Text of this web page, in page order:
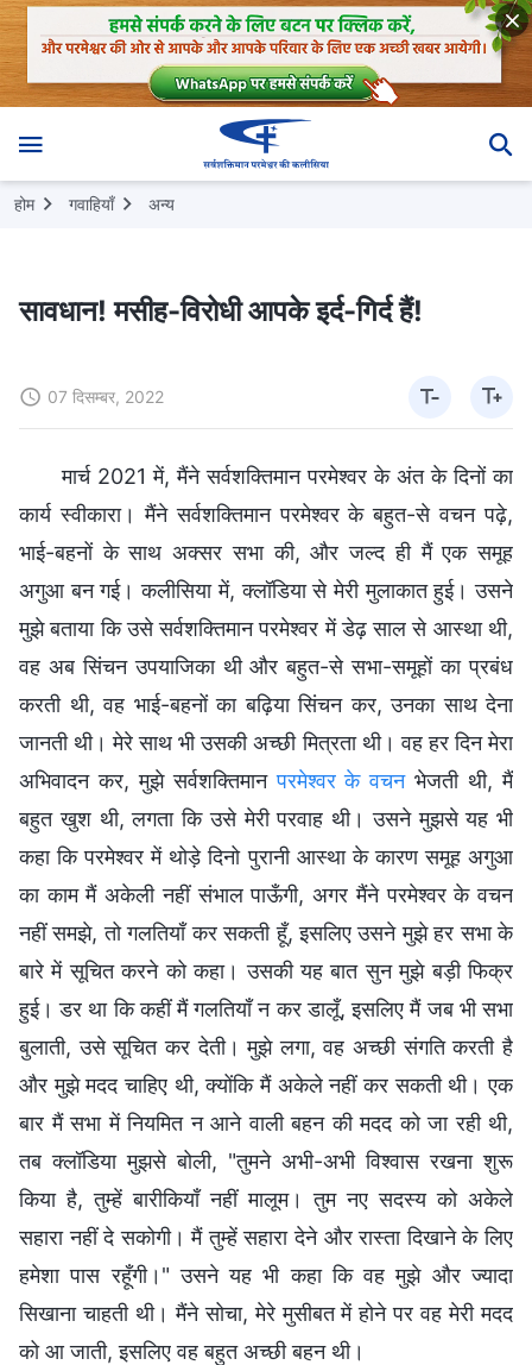
होम गवाहियाँ अन्य
सावधान! मसीह-विरोधी आपके इर्द-गिर्द हैं!
07 दिसम्बर, 2022
मार्च 2021 में, मैंने सर्वशक्तिमान परमेश्वर के अंत के दिनों का
कार्य स्वीकारा। मैंने सर्वशक्तिमान परमेश्वर के बहुत-से वचन पढ़े,
भाई-बहनों के साथ अक्सर सभा की, और जल्द ही मैं एक समूह
अगुआ बन गई। कलीसिया में, क्लॉडिया से मेरी मुलाकात हुई। उसने
मुझे बताया कि उसे सर्वशक्तिमान परमेश्वर में डेढ़ साल से आस्था थी,
वह अब सिंचन उपयाजिका थी और बहुत-से सभा-समूहों का प्रबंध
करती थी, वह भाई-बहनों का बढ़िया सिंचन कर, उनका साथ देना
जानती थी। मेरे साथ भी उसकी अच्छी मित्रता थी। वह हर दिन मेरा
अभिवादन कर, मुझे सर्वशक्तिमानपरमेश्वर के वचनभेजती थी, मैं
बहुत खुश थी, लगता कि उसे मेरी परवाह थी। उसने मुझसे यह भी
कहा कि परमेश्वर में थोड़े दिनो पुरानी आस्था के कारण समूह अगुआ
का काम मैं अकेली नहीं संभाल पाऊँगी, अगर मैंने परमेश्वर के वचन
नहीं समझे, तो गलतियाँ कर सकती हूँ, इसलिए उसने मुझे हर सभा के
बारे में सूचित करने को कहा। उसकी यह बात सुन मुझे बड़ी फिक्र
हुई। डर था कि कहीं मैं गलतियाँ न कर डालूँ, इसलिए मैं जब भी सभा
बुलाती, उसे सूचित कर देती। मुझे लगा, वह अच्छी संगति करती है
और मुझे मदद चाहिए थी, क्योंकि मैं अकेले नहीं कर सकती थी। एक
बार मैं सभा में नियमित न आने वाली बहन की मदद को जा रही थी,
तब क्लॉडिया मुझसे बोली, "तुमने अभी-अभी विश्वास रखना शुरू
किया है, तुम्हें बारीकियाँ नहीं मालूम। तुम नए सदस्य को अकेले
सहारा नहीं दे सकोगी। मैं तुम्हें सहारा देने और रास्ता दिखाने के लिए
हमेशा पास रहूँगी।" उसने यह भी कहा कि वह मुझे और ज्यादा
सिखाना चाहती थी। मैंने सोचा, मेरे मुसीबत में होने पर वह मेरी मदद
को आ जाती, इसलिए वह बहुत अच्छी बहन थी।